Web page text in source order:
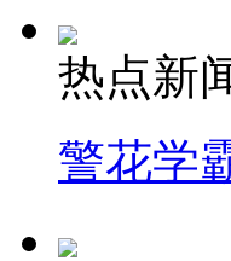
热点新
警花学